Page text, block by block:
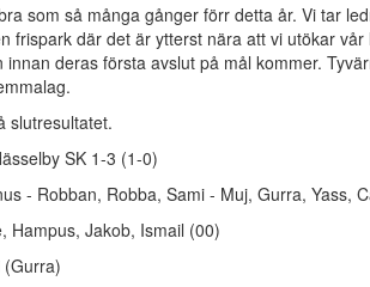
som så många gånger förr detta år. Vi tar
frispark där det är ytterst nära att vi utökar
innan deras första avslut på mål kommer.
slutresultatet.
SK 1-3 (1-0)
- Robban, Robba, Sami - Muj, Gurra, Yass,
Hampus, Jakob, Ismail (00)
(Gurra)